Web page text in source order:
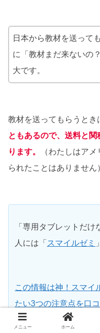
日本から教材を送って
に「教材まだ来ないの
大です。
教材を送ってもらうとき
ともあるので、送料と
ります。
（わたしはア
られたことはありません
「専用タブレットだ
人には「 スマイルゼミ
この情報は神！スマイ
たい3つの注意点を口
メニュー ホーム